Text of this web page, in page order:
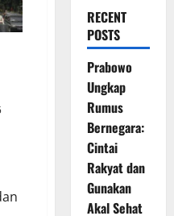
RECENT
POSTS
Prabowo
Ungkap
Rumus
Bernegara:
Cintai
Rakyat dan
Gunakan
Akal Sehat